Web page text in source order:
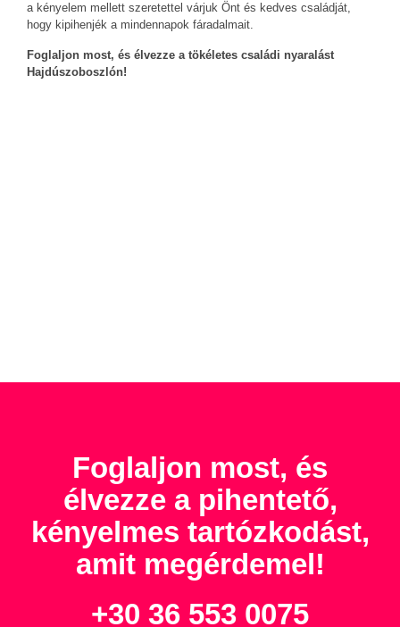
a kényelem mellett szeretettel várjuk Önt és kedves családját,
hogy kipihenjék a mindennapok fáradalmait.
Foglaljon most, és élvezze a tökéletes családi nyaralást
Hajdúszoboszlón!
Foglaljon most, és
élvezze a pihentető,
kényelmes tartózkodást,
amit megérdemel!
+30 36 553 0075